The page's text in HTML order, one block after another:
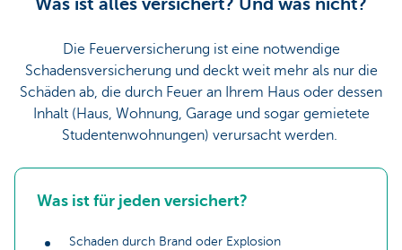
Was ist alles versichert? Und was nicht?
Die Feuerversicherung ist eine notwendige
Schadensversicherung und deckt weit mehr als nur die
Schäden ab, die durch Feuer an Ihrem Haus oder dessen
Inhalt (Haus, Wohnung, Garage und sogar gemietete
Studentenwohnungen) verursacht werden.
Was ist für jeden versichert?
Schaden durch Brand oder Explosion